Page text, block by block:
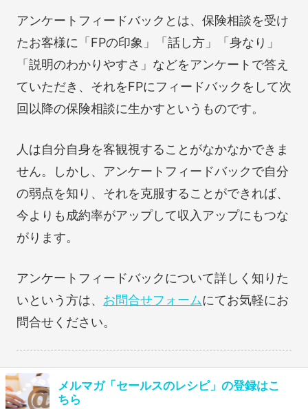
アンケートフィードバックとは、保険相談を受け
たお客様に「FPの印象」「話し方」「身なり」
「説明のわかりやすさ」などをアンケートで答え
ていただき、それをFPにフィードバックをして次
回以降の保険相談に生かすというものです。
人は自分自身を客観視することがなかなかできま
せん。しかし、アンケートフィードバックで自分
の弱点を知り、それを克服することができれば、
今よりも成約率がアップして収入アップにもつな
がります。
アンケートフィードバックについて詳しく知りた
いという方は、 お問合せフォームにてお気軽にお
問合せください。
メルマガ「セールスのレシピ」の登録はこ
ちら